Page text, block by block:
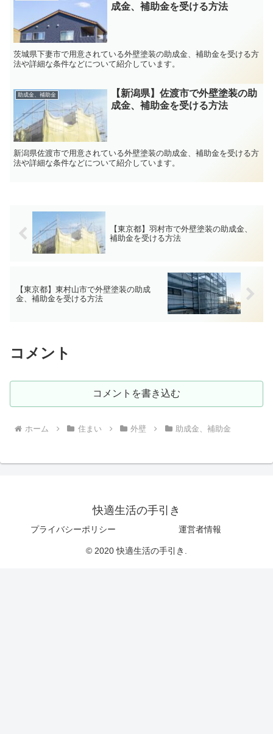
成金、補助金を受ける方法
茨城県下妻市で用意されている外壁塗装の助成金、補助金を受ける方
法や詳細な条件などについて紹介しています。
助成金、補助金
【新潟県】佐渡市で外壁塗装の助
成金、補助金を受ける方法
新潟県佐渡市で用意されている外壁塗装の助成金、補助金を受ける方
法や詳細な条件などについて紹介しています。
【東京都】羽村市で外壁塗装の助成金、
補助金を受ける方法
【東京都】東村山市で外壁塗装の助成
金、補助金を受ける方法
コメント
コメントを書き込む
ホーム 住まい 外壁 助成金、補助金
快適生活の手引き
プライバシーポリシー 運営者情報
© 2020 快適生活の手引き.